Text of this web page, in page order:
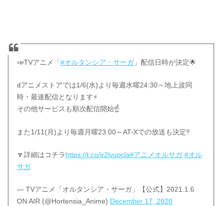
📣TVアニメ「#オルタンシア・サーガ」配信日時が決定🌟
dアニメストアでは1/6(水)より毎週水曜24:30～地上波同
時・最速配信となります⚡️
その他サービスも順次配信開始☝️
また1/11(月)より毎週月曜23:00～AT-Xでの放送も決定‼️
🔽詳細はコチラhttps://t.co/ir2lvupcla#アニメオルサガ #オル
サガ
— TVアニメ「オルタンシア・サーガ」【公式】2021.1.6
ON AIR (@Hortensia_Anime) December 17, 2020